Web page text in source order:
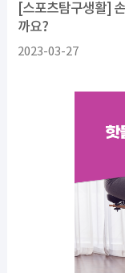
[스포츠탐구생활]
까요?
2023-03-27